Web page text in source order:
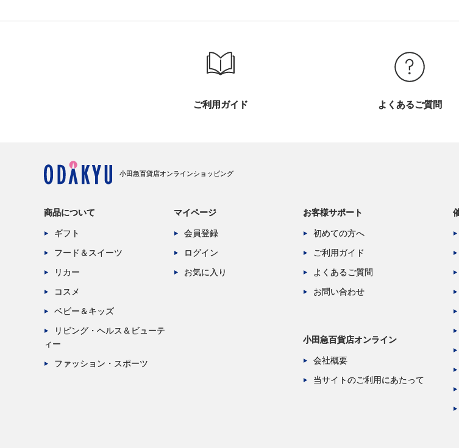
ご利用ガイド よくあるご質問
小田急百貨店オンラインショッピング
商品について
ギフト
フード＆スイーツ
リカー
コスメ
ベビー＆キッズ
リビング・ヘルス＆ビューテ
ィー
ファッション・スポーツ
マイページ
会員登録
ログイン
お気に入り
お客様サポート
初めての方へ
ご利用ガイド
よくあるご質問
お問い合わせ
小田急百貨店オンライン
会社概要
当サイトのご利用にあたって